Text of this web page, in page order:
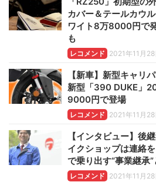
カバー＆テールカウ
ワイト8万8000円で
も
レコメンド 2021年11月28
【新車】新型キャリ
新型「390 DUKE」
9000円で登場
レコメンド 2021年11月28
【インタビュー】後
イクショップは連絡
で乗り出す“事業継承”
レコメンド 2021年11月28